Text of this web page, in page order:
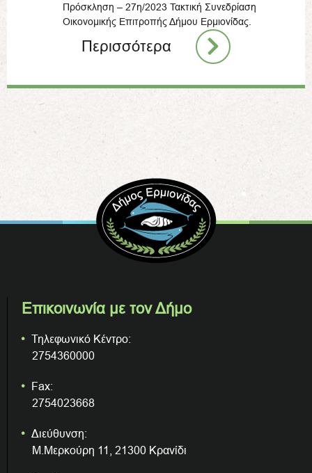
Πρόσκληση – 27η/2023 Τακτική Συνεδρίαση
Οικονομικής Επιτροπής Δήμου Ερμιονίδας.
Περισσότερα
Επικοινωνία με τον Δήμο
Τηλεφωνικό Κέντρο:
2754360000
Fax:
2754023668
Διεύθυνση:
Μ.Μερκούρη 11, 21300 Κρανίδι